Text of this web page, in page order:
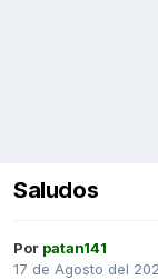
Saludos
Por patan141
17 de Agosto del